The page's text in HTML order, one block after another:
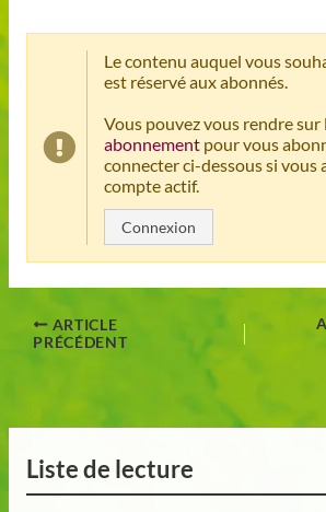
Le contenu auquel vous
est réservé aux abonnés.
Vous pouvez vous rendre sur
abonnementpour vous
connecter ci-dessous si vous
compte actif.
Connexion
ARTICLE
PRÉCÉDENT
Liste de lecture